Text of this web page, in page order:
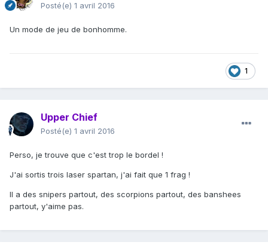
Posté(e) 1 avril 2016
Un mode de jeu de bonhomme.
1
Upper Chief
Posté(e) 1 avril 2016
Perso, je trouve que c'est trop le bordel !
J'ai sortis trois laser spartan, j'ai fait que 1 frag !
Il a des snipers partout, des scorpions partout, des banshees
partout, y'aime pas.